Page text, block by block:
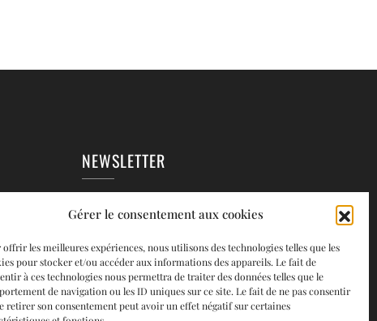
Gérer le consentement aux cookies
offrir les meilleures expériences, nous utilisons des technologies telles que les
pour stocker et/ou accéder aux informations des appareils. Le fait de
à ces technologies nous permettra de traiter des données telles que le
de navigation ou les ID uniques sur ce site. Le fait de ne pas consentir
retirer son consentement peut avoir un effet négatif sur certaines
NEWSLETTER